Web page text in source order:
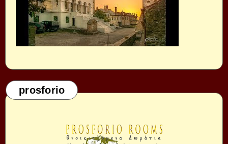
prosforio